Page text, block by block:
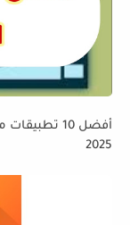
أفضل 10
2025